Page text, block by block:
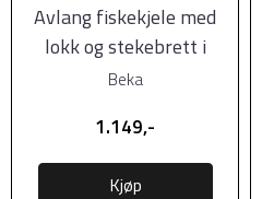
Avlang fiskekjele med
lokk og stekebrett i
rustfritt stål, ...
Beka
1.149,-
Kjøp